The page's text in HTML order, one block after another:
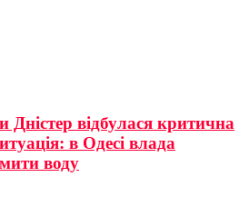
Дністер відбулася критична
в Одесі влада
воду